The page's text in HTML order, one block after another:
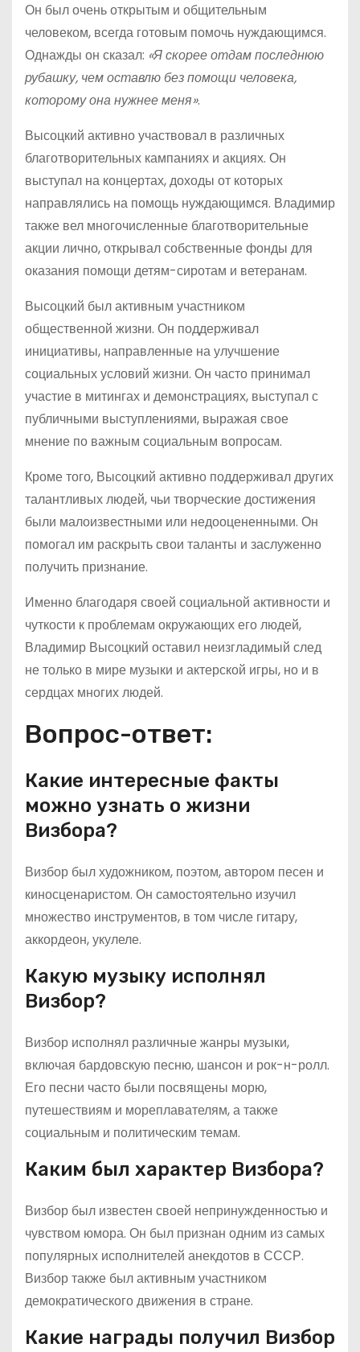
Он был очень открытым и общительным
человеком, всегда готовым помочь нуждающимся.
Однажды он сказал: «Я скорее отдам последнюю
рубашку, чем оставлю без помощи человека,
которому она нужнее меня».
Высоцкий активно участвовал в различных
благотворительных кампаниях и акциях. Он
выступал на концертах, доходы от которых
направлялись на помощь нуждающимся. Владимир
также вел многочисленные благотворительные
акции лично, открывал собственные фонды для
оказания помощи детям-сиротам и ветеранам.
Высоцкий был активным участником
общественной жизни. Он поддерживал
инициативы, направленные на улучшение
социальных условий жизни. Он часто принимал
участие в митингах и демонстрациях, выступал с
публичными выступлениями, выражая свое
мнение по важным социальным вопросам.
Кроме того, Высоцкий активно поддерживал других
талантливых людей, чьи творческие достижения
были малоизвестными или недооцененными. Он
помогал им раскрыть свои таланты и заслуженно
получить признание.
Именно благодаря своей социальной активности и
чуткости к проблемам окружающих его людей,
Владимир Высоцкий оставил неизгладимый след
не только в мире музыки и актерской игры, но и в
сердцах многих людей.
Вопрос-ответ:
Какие интересные факты
можно узнать о жизни
Визбора?
Визбор был художником, поэтом, автором песен и
киносценаристом. Он самостоятельно изучил
множество инструментов, в том числе гитару,
аккордеон, укулеле.
Какую музыку исполнял
Визбор?
Визбор исполнял различные жанры музыки,
включая бардовскую песню, шансон и рок-н-ролл.
Его песни часто были посвящены морю,
путешествиям и мореплавателям, а также
социальным и политическим темам.
Каким был характер Визбора?
Визбор был известен своей непринужденностью и
чувством юмора. Он был признан одним из самых
популярных исполнителей анекдотов в СССР.
Визбор также был активным участником
демократического движения в стране.
Какие награды получил Визбор